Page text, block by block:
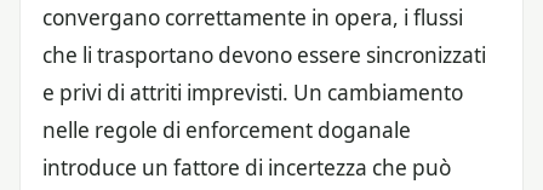
convergano correttamente in opera, i flussi
che li trasportano devono essere sincronizzati
e privi di attriti imprevisti. Un cambiamento
nelle regole di enforcement doganale
introduce un fattore di incertezza che può